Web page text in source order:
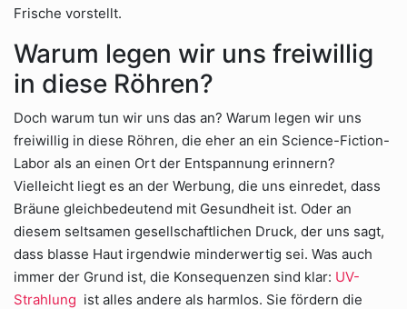
Frische vorstellt.
Warum legen wir uns freiwillig
in diese Röhren?
Doch warum tun wir uns das an? Warum legen wir uns
freiwillig in diese Röhren, die eher an ein Science-Fiction-
Labor als an einen Ort der Entspannung erinnern?
Vielleicht liegt es an der Werbung, die uns einredet, dass
Bräune gleichbedeutend mit Gesundheit ist. Oder an
diesem seltsamen gesellschaftlichen Druck, der uns sagt,
dass blasse Haut irgendwie minderwertig sei. Was auch
immer der Grund ist, die Konsequenzen sind klar: UV-
Strahlung ist alles andere als harmlos. Sie fördern die